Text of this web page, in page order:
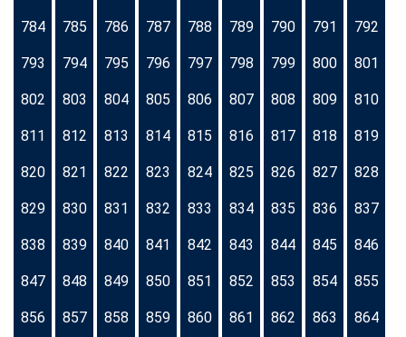
784 785 786 787 788 789 790 791 792
793 794 795 796 797 798 799 800 801
802 803 804 805 806 807 808 809 810
811 812 813 814 815 816 817 818 819
820 821 822 823 824 825 826 827 828
829 830 831 832 833 834 835 836 837
838 839 840 841 842 843 844 845 846
847 848 849 850 851 852 853 854 855
856 857 858 859 860 861 862 863 864